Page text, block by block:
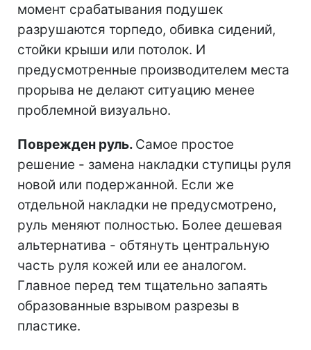
момент срабатывания подушек
разрушаются торпедо, обивка сидений,
стойки крыши или потолок. И
предусмотренные производителем места
прорыва не делают ситуацию менее
проблемной визуально.
Поврежден руль. Самое простое
решение - замена накладки ступицы руля
новой или подержанной. Если же
отдельной накладки не предусмотрено,
руль меняют полностью. Более дешевая
альтернатива - обтянуть центральную
часть руля кожей или ее аналогом.
Главное перед тем тщательно запаять
образованные взрывом разрезы в
пластике.